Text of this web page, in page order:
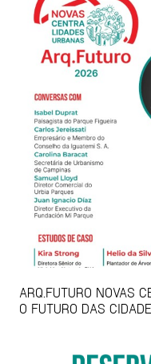
ARQ.FUTURO NOVAS
O FUTURO DAS